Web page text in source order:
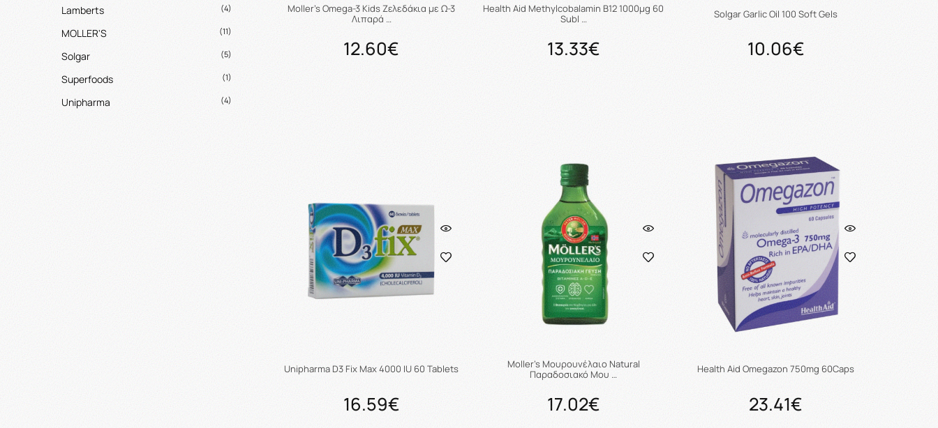
Lamberts (4)
MOLLER'S (11)
Solgar (5)
Superfoods (1)
Unipharma (4)
Moller's Omega-3 Kids Ζελεδάκια με Ω-3
Λιπαρά …
12.60€
Health Aid Methylcobalamin B12 1000μg 60
Subl …
13.33€
Προσθήκη στο καλάθι
Solgar Garlic Oil 100 Soft Gels
10.06€
Προσθήκη στο καλάθι
Unipharma D3 Fix Max 4000 IU 60 Tablets
16.59€
Moller’s Μουρουνέλαιο Natural
Παραδοσιακό Μου …
17.02€
Health Aid Omegazon 750mg 60Caps
23.41€